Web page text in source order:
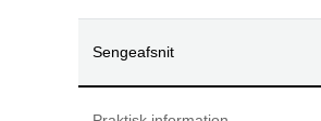
Sengeafsnit